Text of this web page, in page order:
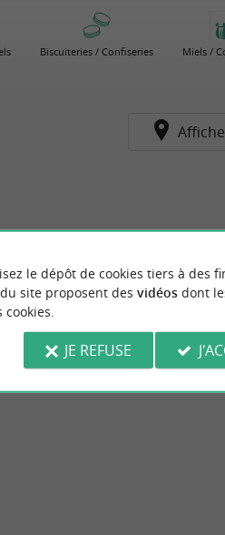
Biscuiteries / Confiseries Miels /
le dépôt de cookies tiers à des
site proposent des vidéosdont
JE REFUSE